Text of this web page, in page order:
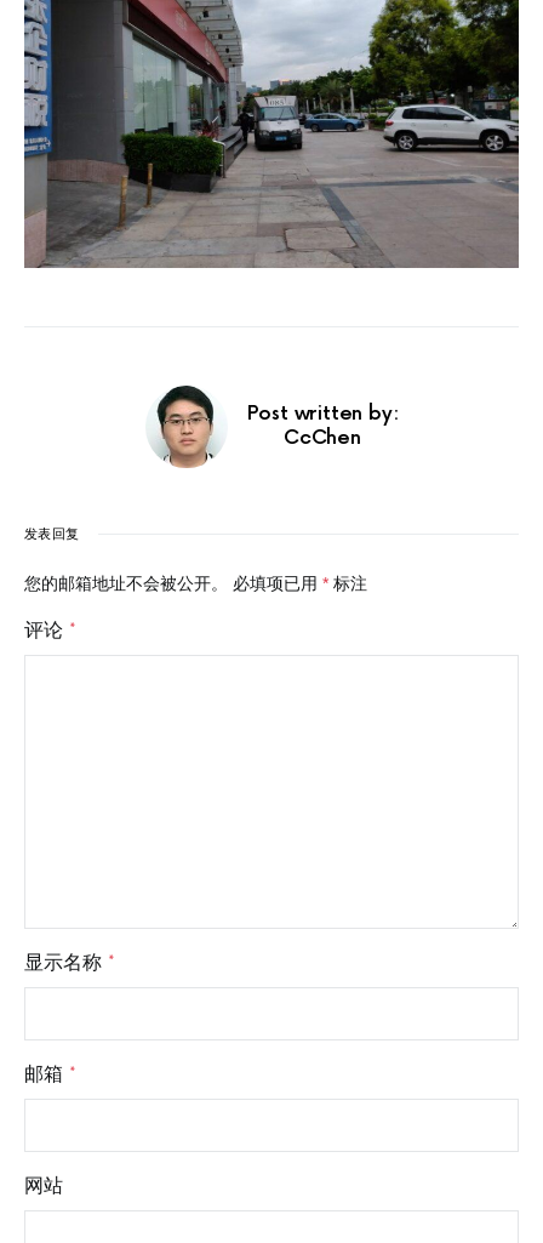
Post written by:
CcChen
发表回复
您的邮箱地址不会被公开。 必填项已用 * 标注
评论 *
显示名称 *
邮箱 *
网站